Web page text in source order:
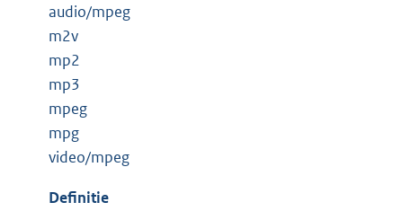
audio/mpeg
m2v
mp2
mp3
mpeg
mpg
video/mpeg
Definitie